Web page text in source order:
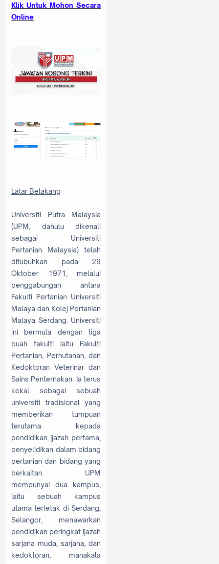
Klik Untuk Mohon Secara
Online
Latar Belakang
Universiti Putra Malaysia
(UPM, dahulu dikenali
sebagai Universiti
Pertanian Malaysia) telah
ditubuhkan pada 29
Oktober 1971, melalui
penggabungan antara
Fakulti Pertanian Universiti
Malaya dan Kolej Pertanian
Malaya Serdang. Universiti
ini bermula dengan tiga
buah fakulti iaitu Fakulti
Pertanian, Perhutanan, dan
Kedoktoran Veterinar dan
Sains Penternakan. Ia terus
kekal sebagai sebuah
universiti tradisional yang
memberikan tumpuan
terutama kepada
pendidikan ijazah pertama,
penyelidikan dalam bidang
pertanian dan bidang yang
berkaitan. UPM
mempunyai dua kampus,
iaitu sebuah kampus
utama terletak di Serdang,
Selangor, menawarkan
pendidikan peringkat ijazah
sarjana muda, sarjana, dan
kedoktoran, manakala